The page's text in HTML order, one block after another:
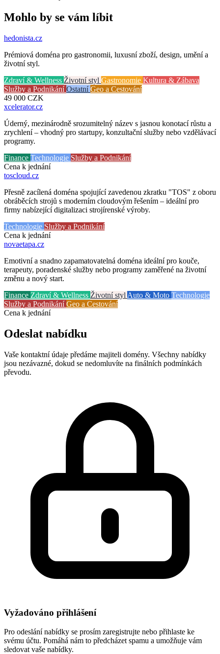
Mohlo by se vám líbit
hedonista.cz
Prémiová doména pro gastronomii, luxusní zboží, design, umění a
životní styl.
Zdraví & Wellness Životní styl Gastronomie Kultura & Zábava
Služby a PodnikáníOstatníGeo a Cestování
49 000 CZK
xcelerator.cz
Úderný, mezinárodně srozumitelný název s jasnou konotací růstu a
zrychlení – vhodný pro startupy, konzultační služby nebo vzdělávací
programy.
Finance Technologie Služby a Podnikání
Cena k jednání
toscloud.cz
Přesně zacílená doména spojující zavedenou zkratku "TOS" z oboru
obráběcích strojů s moderním cloudovým řešením – ideální pro
firmy nabízející digitalizaci strojírenské výroby.
Technologie Služby a Podnikání
Cena k jednání
novaetapa.cz
Emotivní a snadno zapamatovatelná doména ideální pro kouče,
terapeuty, poradenské služby nebo programy zaměřené na životní
změnu a nový start.
Finance Zdraví & Wellness Životní styl Auto & Moto Technologie
Služby a PodnikáníGeo a Cestování
Cena k jednání
Odeslat nabídku
Vaše kontaktní údaje předáme majiteli domény. Všechny nabídky
jsou nezávazné, dokud se nedomluvíte na finálních podmínkách
převodu.
Vyžadováno přihlášení
Pro odeslání nabídky se prosím zaregistrujte nebo přihlaste ke
svému účtu. Pomáhá nám to předcházet spamu a umožňuje vám
sledovat vaše nabídky.